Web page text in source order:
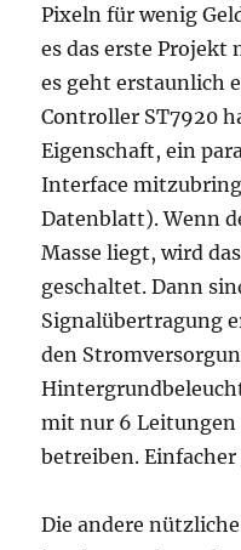
Pixeln für wenig
es das erste Projekt
es geht erstaunlich
Controller ST7920
Eigenschaft, ein
Interface
Datenblatt). Wenn
Masse liegt, wird
geschaltet. Dann
Signalübertragung
den
mit nur 6
betreiben.
Die andere